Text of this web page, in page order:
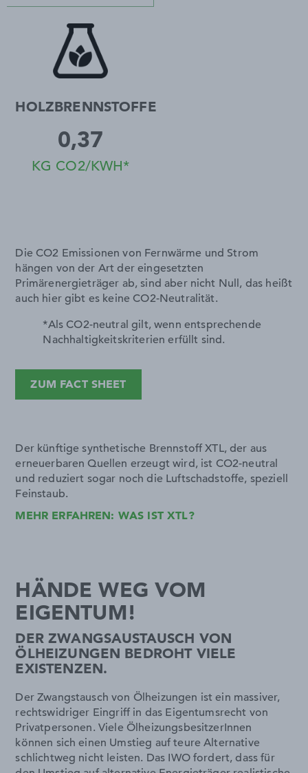
HOLZBRENNSTOFFE
0,37
KG CO2/KWH*
Die CO2 Emissionen von Fernwärme und Strom
hängen von der Art der eingesetzten
Primärenergieträger ab, sind aber nicht Null, das heißt
auch hier gibt es keine CO2-Neutralität.
*Als CO2-neutral gilt, wenn entsprechende
Nachhaltigkeitskriterien erfüllt sind.
ZUM FACT SHEET
Der künftige synthetische Brennstoff XTL, der aus
erneuerbaren Quellen erzeugt wird, ist CO2-neutral
und reduziert sogar noch die Luftschadstoffe, speziell
Feinstaub.
MEHR ERFAHREN: WAS IST XTL?
HÄNDE WEG VOM
EIGENTUM!
DER ZWANGSAUSTAUSCH VON
ÖLHEIZUNGEN BEDROHT VIELE
EXISTENZEN.
Der Zwangstausch von Ölheizungen ist ein massiver,
rechtswidriger Eingriff in das Eigentumsrecht von
Privatpersonen. Viele ÖlheizungsbesitzerInnen
können sich einen Umstieg auf teure Alternative
schlichtweg nicht leisten. Das IWO fordert, dass für